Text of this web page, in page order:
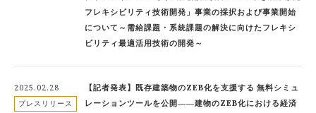
フレキシビリティ技術開発」事業の採択および事業開始
について～需給課題・系統課題の解決に向けたフレキシ
ビリティ最適活用技術の開発～
2025.02.28
プレスリリース
【記者発表】既存建築物のZEB化を支援する 無料シミュ
レーションツールを公開――建物のZEB化における経済